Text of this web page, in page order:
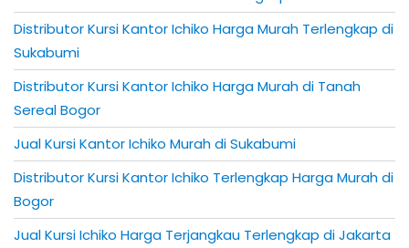
Distributor Kursi Kantor Ichiko Harga Murah Terlengkap di
Sukabumi
Distributor Kursi Kantor Ichiko Harga Murah di Tanah
Sereal Bogor
Jual Kursi Kantor Ichiko Murah di Sukabumi
Distributor Kursi Kantor Ichiko Terlengkap Harga Murah di
Bogor
Jual Kursi Ichiko Harga Terjangkau Terlengkap di Jakarta